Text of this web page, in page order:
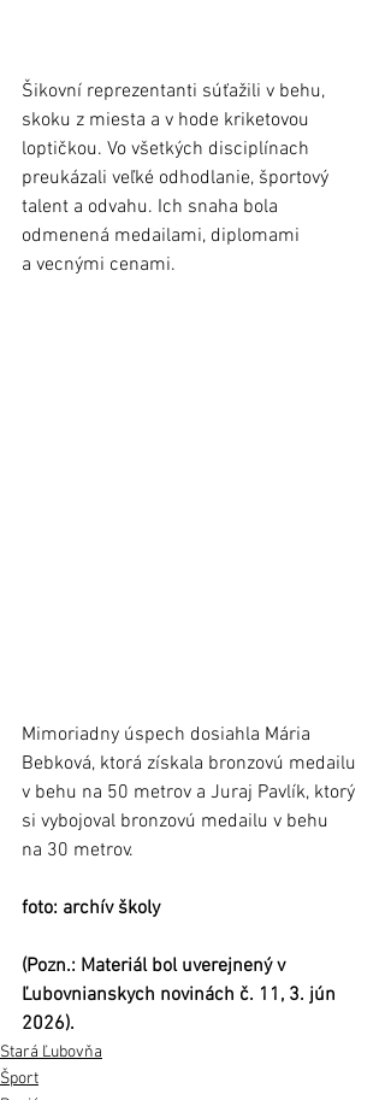
Šikovní reprezentanti súťažili v behu,
skoku z miesta a v hode kriketovou
loptičkou. Vo všetkých disciplínach
preukázali veľké odhodlanie, športový
talent a odvahu. Ich snaha bola
odmenená medailami, diplomami
a vecnými cenami.
Mimoriadny úspech dosiahla Mária
Bebková, ktorá získala bronzovú medailu
v behu na 50 metrov a Juraj Pavlík, ktorý
si vybojoval bronzovú medailu v behu
na 30 metrov.
foto: archív školy
(Pozn.: Materiál bol uverejnený v
Ľubovnianskych novinách č. 11, 3. jún
2026).
Stará Ľubovňa
Šport